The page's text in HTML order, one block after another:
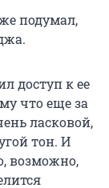
подумал,
доступ к ее
что еще за
ласковой,
тон. И
возможно,